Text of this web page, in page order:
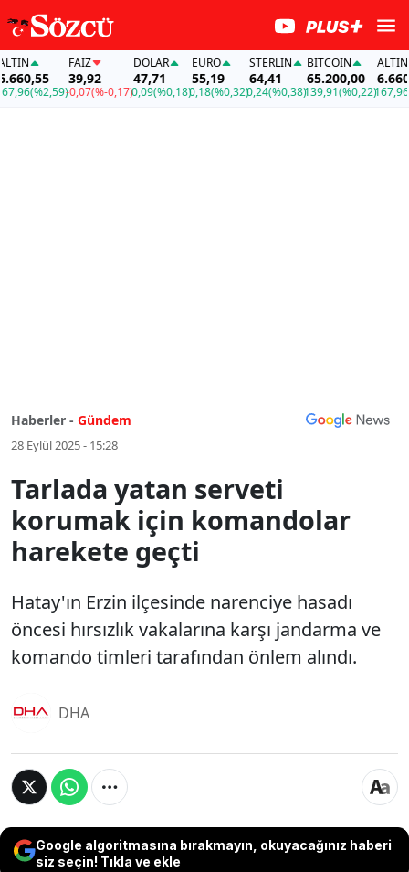
(%2,59)
FAİZ
39,92
-0,07(%-0,17)
DOLAR
47,71
0,09(%0,18)
EURO
55,19
0,18(%0,32)
STERLIN
64,41
0,24(%0,38)
BITCOIN
65.200,00
139,91(%0,22)
ALTIN
167,96
Haberler - Gündem
28 Eylül 2025 - 15:28
Tarlada yatan serveti
korumak için komandolar
harekete geçti
Hatay'ın Erzin ilçesinde narenciye hasadı
öncesi hırsızlık vakalarına karşı jandarma ve
komando timleri tarafından önlem alındı.
DHA
Google algoritmasına bırakmayın, okuyacağınız haberi
siz seçin! Tıkla ve ekle